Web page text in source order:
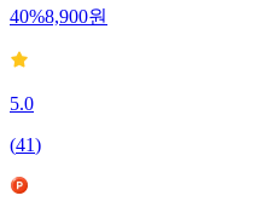
40%8,900원
5.0
(41)